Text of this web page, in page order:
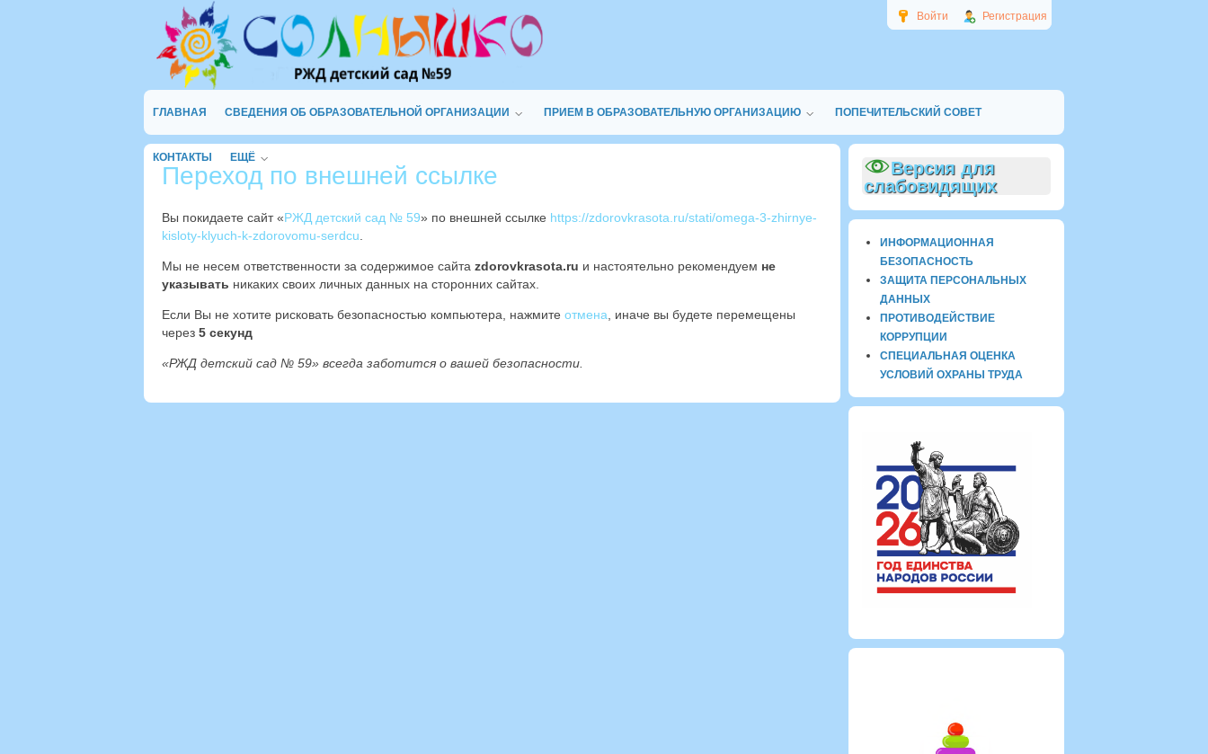
Войти Регистрация
ГЛАВНАЯ СВЕДЕНИЯ ОБ ОБРАЗОВАТЕЛЬНОЙ ОРГАНИЗАЦИИ ПРИЕМ В ОБРАЗОВАТЕЛЬНУЮ ОРГАНИЗАЦИЮ ПОПЕЧИТЕЛЬСКИЙ СОВЕТ
КОНТАКТЫ ЕЩЁ
Переход по внешней ссылке
Вы покидаете сайт «РЖД детский сад № 59» по внешней ссылке https://zdorovkrasota.ru/stati/omega-3-zhirnye-
kisloty-klyuch-k-zdorovomu-serdcu
Мы не несем ответственности за содержимое сайта zdorovkrasota.ru и настоятельно рекомендуем не
указывать никаких своих личных данных на сторонних сайтах.
Если Вы не хотите рисковать безопасностью компьютера, нажмите отмена , иначе вы будете перемещены
через 4 секунд
«РЖД детский сад № 59» всегда заботится о вашей безопасности.
Версия для
слабовидящих
ИНФОРМАЦИОННАЯ
БЕЗОПАСНОСТЬ
ЗАЩИТА ПЕРСОНАЛЬНЫХ
ДАННЫХ
ПРОТИВОДЕЙСТВИЕ
КОРРУПЦИИ
СПЕЦИАЛЬНАЯ ОЦЕНКА
УСЛОВИЙ ОХРАНЫ ТРУДА